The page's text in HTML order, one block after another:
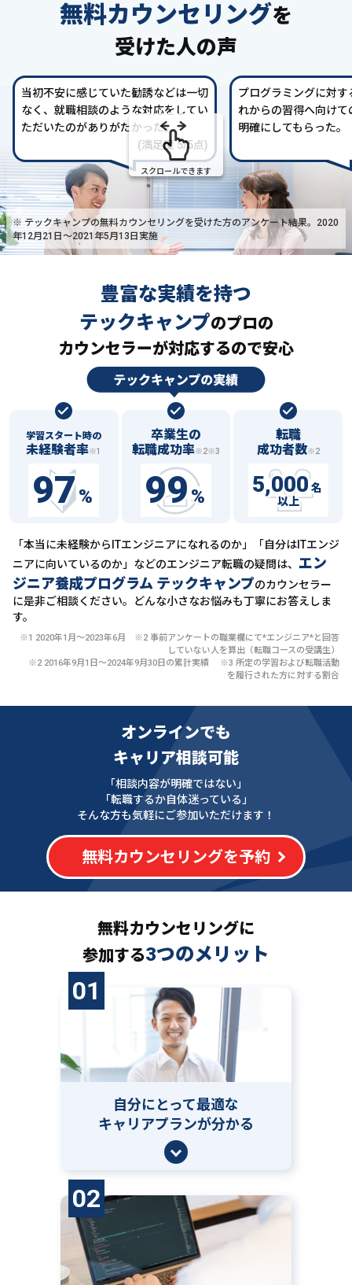
無料カウンセリングを
受けた人の声
当初不安に感じていた勧誘などは一切
なく、就職相談のような対応をしてい
ただいたのがありがたかった。
(満足度 5/5点)
プログラミングに対
れからの習得へ向け
明確にしてもらった。
スクロールできます
※ テックキャンプの無料カウンセリングを受けた方のアンケート結果。2020
年12月21日〜2021年5月13日実施
豊富な実績を持つ
テックキャンプのプロの
カウンセラーが対応するので安心
学習スタート時の
未経験者率※1
97%
卒業生の
転職成功率※2※3
99%
転職
成功者数※2
5,000 名
以上
「本当に未経験からITエンジニアになれるのか」「自分はITエンジ
ニアに向いているのか」などのエンジニア転職の疑問は、 エン
ジニア養成プログラム テックキャンプのカウンセラー
に是非ご相談ください。どんな小さなお悩みも丁寧にお答えしま
す。
※1 2020年1月〜2023年6月 ※2 事前アンケートの職業欄にて*エンジニア*と回答
していない人を算出（転職コースの受講生）
※2 2016年9月1日〜2024年9月30日の累計実績 ※3 所定の学習および転職活動
を履行された方に対する割合
オンラインでも
キャリア相談可能
「相談内容が明確ではない」
「転職するか自体迷っている」
そんな方も気軽にご参加いただけます！
無料カウンセリングを予約
無料カウンセリングに
参加する3つのメリット
01
自分にとって最適な
キャリアプランが分かる
02